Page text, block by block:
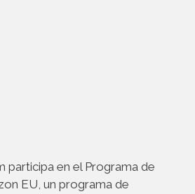
participa en el Programa de
EU, un programa de